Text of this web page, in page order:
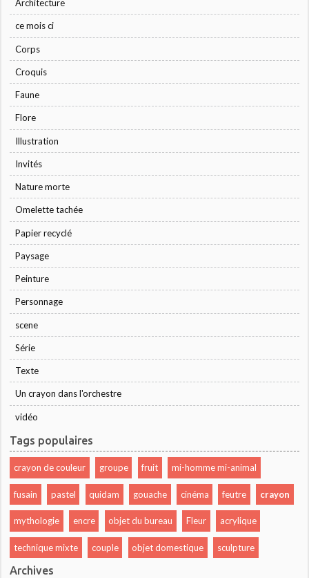
Architecture
ce mois ci
Corps
Croquis
Faune
Flore
Illustration
Invités
Nature morte
Omelette tachée
Papier recyclé
Paysage
Peinture
Personnage
scene
Série
Texte
Un crayon dans l'orchestre
vidéo
Tags populaires
crayon de couleur groupe fruit mi-homme mi-animal
fusain pastel quidam gouache cinéma feutre crayon
mythologie encre objet du bureau Fleur acrylique
technique mixte couple objet domestique sculpture
Archives